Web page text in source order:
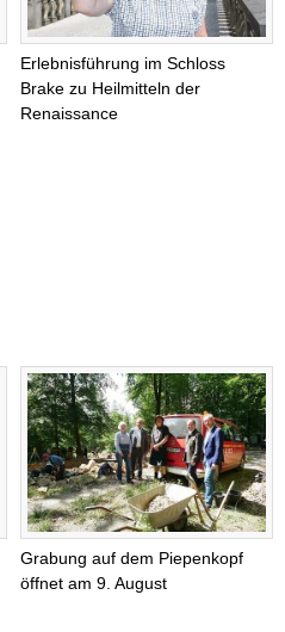
Erlebnisführung im Schloss
Brake zu Heilmitteln der
Renaissance
Grabung auf dem Piepenkopf
öffnet am 9. August